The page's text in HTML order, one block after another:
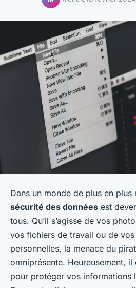
Dans un monde de plus en plus
sécurité des données est
tous. Qu’il s’agisse de vos
vos fichiers de travail ou de vos
personnelles, la menace du
omniprésente. Heureusement,
pour protéger vos informations